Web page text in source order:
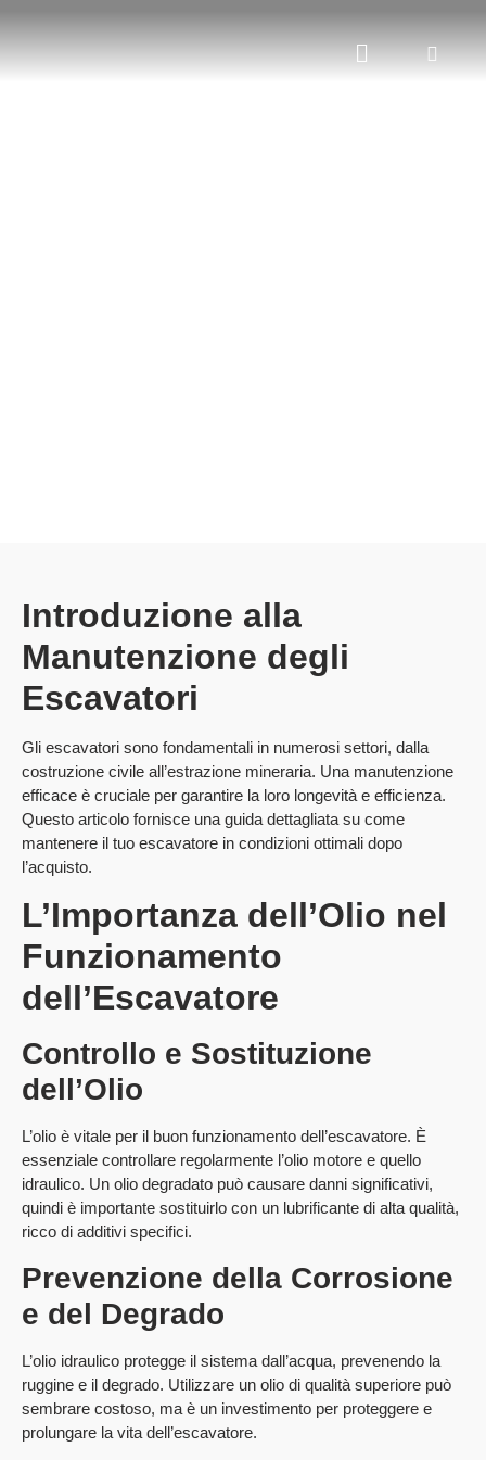
Introduzione alla
Manutenzione degli
Escavatori
Gli escavatori sono fondamentali in numerosi settori, dalla
costruzione civile all’estrazione mineraria. Una manutenzione
efficace è cruciale per garantire la loro longevità e efficienza.
Questo articolo fornisce una guida dettagliata su come
mantenere il tuo escavatore in condizioni ottimali dopo
l’acquisto.
L’Importanza dell’Olio nel
Funzionamento
dell’Escavatore
Controllo e Sostituzione
dell’Olio
L’olio è vitale per il buon funzionamento dell’escavatore. È
essenziale controllare regolarmente l’olio motore e quello
idraulico. Un olio degradato può causare danni significativi,
quindi è importante sostituirlo con un lubrificante di alta qualità,
ricco di additivi specifici.
Prevenzione della Corrosione
e del Degrado
L’olio idraulico protegge il sistema dall’acqua, prevenendo la
ruggine e il degrado. Utilizzare un olio di qualità superiore può
sembrare costoso, ma è un investimento per proteggere e
prolungare la vita dell’escavatore.